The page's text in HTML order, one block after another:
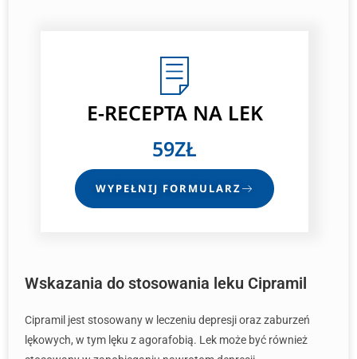
E-RECEPTANA LEK
59ZŁ
WYPEŁNIJ FORMULARZ
Wskazania do stosowania leku Cipramil
Cipramil jest stosowany w leczeniu depresji oraz zaburzeń
lękowych, w tym lęku z agorafobią. Lek może być również